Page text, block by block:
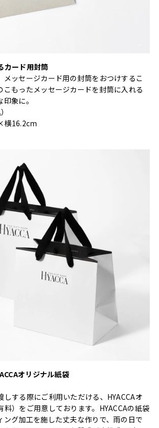
カード用封筒
メッセージカード用の封筒をおつけするこ
こもったメッセージカードを封筒に入れる
象に。
横16.2cm
オリジナル紙袋
しする際にご利用いただける、HYACCAオ
料）をご用意しております。HYACCAの紙袋
ング加工を施した丈夫な作りで、雨の日で